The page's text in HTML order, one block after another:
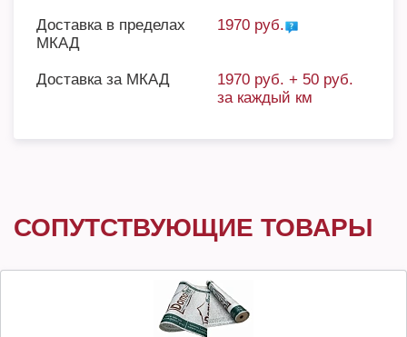
Доставка в пределах
МКАД
1970 руб.
Доставка за МКАД
1970 руб. + 50 руб.
за каждый км
СОПУТСТВУЮЩИЕ ТОВАРЫ